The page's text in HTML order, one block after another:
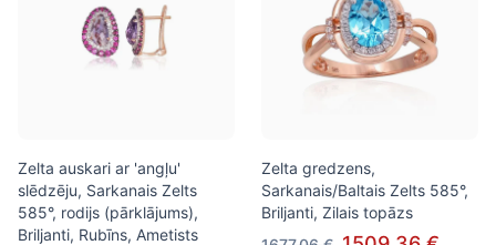
Zelta auskari ar 'angļu'
slēdzēju, Sarkanais Zelts
585°, rodijs (pārklājums),
Briljanti, Rubīns, Ametists
Zelta gredzens,
Sarkanais/Baltais Zelts 585°,
Briljanti, Zilais topāzs